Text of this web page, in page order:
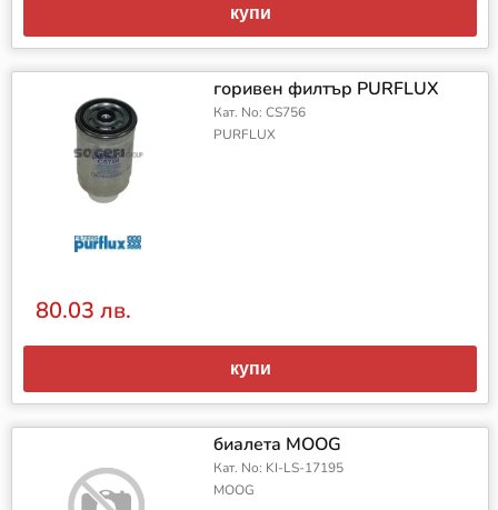
купи
горивен филтър PURFLUX
Кат. No: CS756
PURFLUX
80.03 лв.
купи
биалета MOOG
Кат. No: KI-LS-17195
MOOG